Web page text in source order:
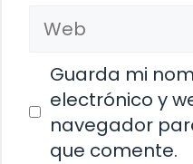
Web
Guarda mi
electrónico y
navegador
que comente.